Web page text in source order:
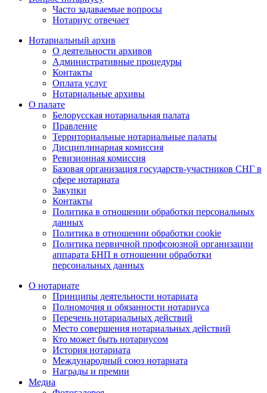
Часто задаваемые вопросы
Нотариус отвечает
Нотариальный архив
О деятельности архивов
Административные процедуры
Контакты
Оплата услуг
Нотариальные архивы
О палате
Белорусская нотариальная палата
Правление
Территориальные нотариальные палаты
Дисциплинарная комиссия
Ревизионная комиссия
Базовая организация государств-участников СНГ в
сфере нотариата
Закупки
Контакты
Политика в отношении обработки персональных
данных
Политика в отношении обработки cookie
Политика первичной профсоюзной организации
аппарата БНП в отношении обработки
персональных данных
О нотариате
Принципы деятельности нотариата
Полномочия и обязанности нотариуса
Перечень нотариальных действий
Место совершения нотариальных действий
Кто может быть нотариусом
История нотариата
Международный союз нотариата
Награды и премии
Медиа